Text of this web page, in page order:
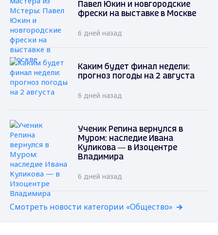
Павел Юкин и новгородские
фрески на выставке в Москве
6 дней назад
Каким будет финал недели:
прогноз погоды на 2 августа
6 дней назад
Ученик Репина вернулся в
Муром: наследие Ивана
Куликова — в Изоцентре
Владимира
6 дней назад
Смотреть новости категории «Общество»